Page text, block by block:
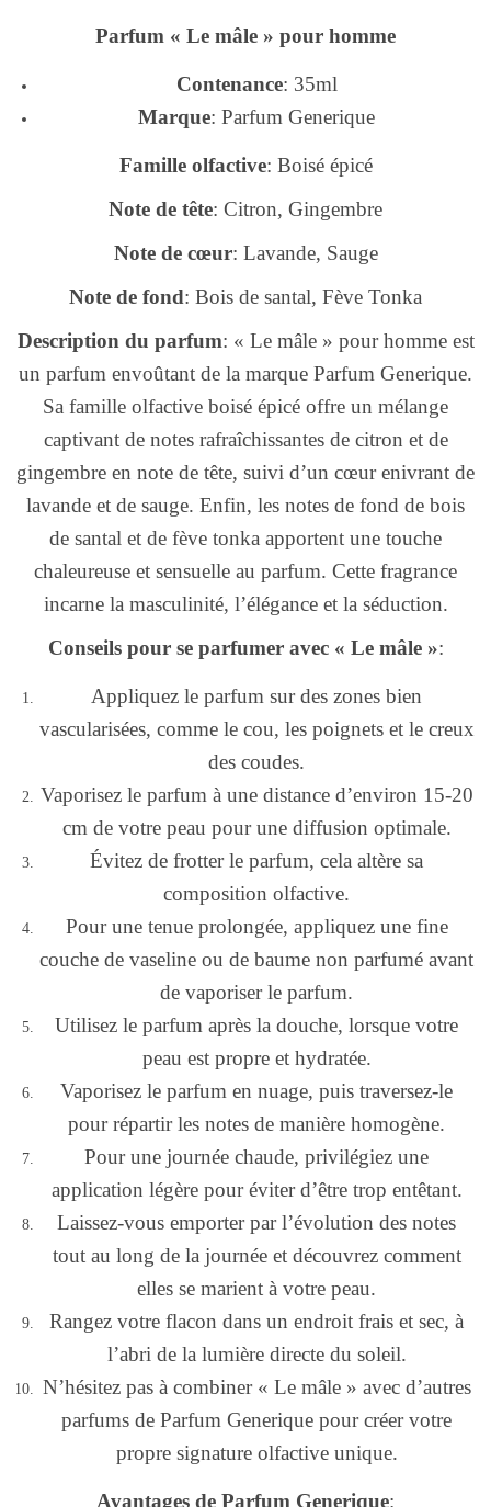
Parfum « Le mâle » pour homme
Contenance: 35ml
Marque: Parfum Generique
Famille olfactive: Boisé épicé
Note de tête: Citron, Gingembre
Note de cœur: Lavande, Sauge
Note de fond: Bois de santal, Fève Tonka
Description du parfum: « Le mâle » pour homme est
un parfum envoûtant de la marque Parfum Generique.
Sa famille olfactive boisé épicé offre un mélange
captivant de notes rafraîchissantes de citron et de
gingembre en note de tête, suivi d’un cœur enivrant de
lavande et de sauge. Enfin, les notes de fond de bois
de santal et de fève tonka apportent une touche
chaleureuse et sensuelle au parfum. Cette fragrance
incarne la masculinité, l’élégance et la séduction.
Conseils pour se parfumer avec « Le mâle »:
Appliquez le parfum sur des zones bien
vascularisées, comme le cou, les poignets et le creux
des coudes.
Vaporisez le parfum à une distance d’environ 15-20
cm de votre peau pour une diffusion optimale.
Évitez de frotter le parfum, cela altère sa
composition olfactive.
Pour une tenue prolongée, appliquez une fine
couche de vaseline ou de baume non parfumé avant
de vaporiser le parfum.
Utilisez le parfum après la douche, lorsque votre
peau est propre et hydratée.
Vaporisez le parfum en nuage, puis traversez-le
pour répartir les notes de manière homogène.
Pour une journée chaude, privilégiez une
application légère pour éviter d’être trop entêtant.
Laissez-vous emporter par l’évolution des notes
tout au long de la journée et découvrez comment
elles se marient à votre peau.
Rangez votre flacon dans un endroit frais et sec, à
l’abri de la lumière directe du soleil.
N’hésitez pas à combiner « Le mâle » avec d’autres
parfums de Parfum Generique pour créer votre
propre signature olfactive unique.
Avantages de Parfum Generique: